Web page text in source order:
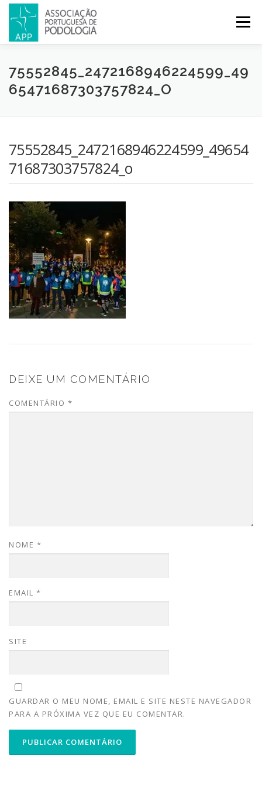
Menu
APP PODOLOGIA LICENCIATURA EM PODOLOGIA
CONGRESSOS REVISTA CONTACTOS
75552845_2472168946224599_49
65471687303757824_O
75552845_2472168946224599_49654
71687303757824_o
DEIXE UM COMENTÁRIO
COMENTÁRIO *
NOME *
EMAIL *
SITE
GUARDAR O MEU NOME, EMAIL E SITE NESTE NAVEGADOR
PARA A PRÓXIMA VEZ QUE EU COMENTAR.